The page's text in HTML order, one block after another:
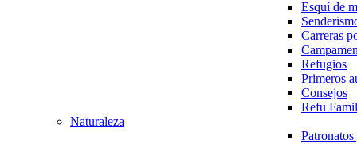
Esquí de
Carreras
Refugios
Primeros
Consejos
Refu
Naturaleza